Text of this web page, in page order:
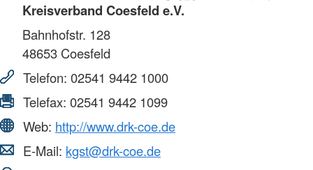
Kreisverband Coesfeld e.V.
Bahnhofstr. 128
48653 Coesfeld
Telefon: 02541 9442 1000
Telefax: 02541 9442 1099
Web: http://www.drk-coe.de
E-Mail: kgst@drk-coe.de